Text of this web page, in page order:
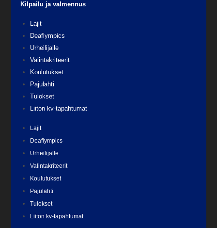
Kilpailu ja valmennus
Lajit
Deaflympics
Urheilijalle
Valintakriteerit
Koulutukset
Pajulahti
Tulokset
Liiton kv-tapahtumat
Lajit
Deaflympics
Urheilijalle
Valintakriteerit
Koulutukset
Pajulahti
Tulokset
Liiton kv-tapahtumat